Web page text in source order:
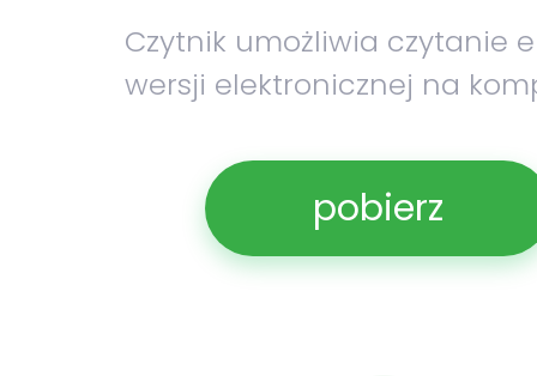
Czytnik umożliwia czytanie
wersji elektronicznej na
pobierz